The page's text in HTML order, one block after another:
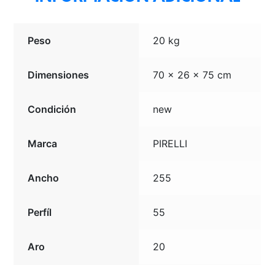
Peso 20 kg
Dimensiones 70 × 26 × 75 cm
Condición new
Marca PIRELLI
Ancho 255
Perfíl 55
Aro 20